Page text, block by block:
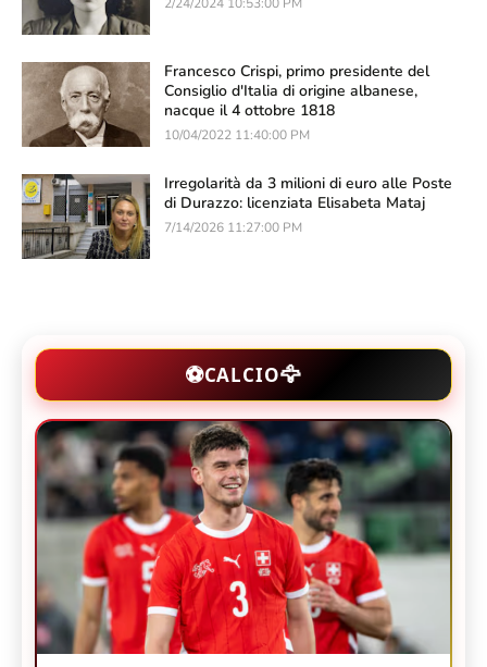
Francesco Crispi, primo presidente del
Consiglio d'Italia di origine albanese,
nacque il 4 ottobre 1818
10/04/2022 11:40:00 PM
Irregolarità da 3 milioni di euro alle Poste
di Durazzo: licenziata Elisabeta Mataj
7/14/2026 11:27:00 PM
⚽CALCIO🦅